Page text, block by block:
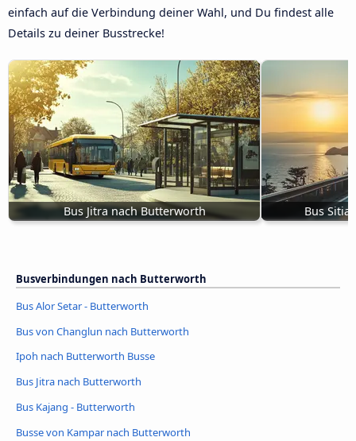
einfach auf die Verbindung deiner Wahl, und Du findest alle
Details zu deiner Busstrecke!
Bus Jitra nach Butterworth Bus
Busverbindungen nach Butterworth
Bus Alor Setar - Butterworth
Bus von Changlun nach Butterworth
Ipoh nach Butterworth Busse
Bus Jitra nach Butterworth
Bus Kajang - Butterworth
Busse von Kampar nach Butterworth